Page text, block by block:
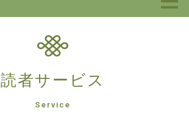
読者サービス
Service